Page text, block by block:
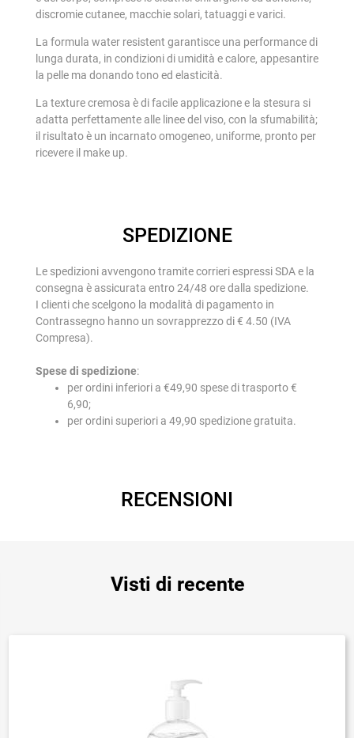
discromie cutanee, macchie solari, tatuaggi e varici.
La formula water resistent garantisce una performance di
lunga durata, in condizioni di umidità e calore, appesantire
la pelle ma donando tono ed elasticità.
La texture cremosa è di facile applicazione e la stesura si
adatta perfettamente alle linee del viso, con la sfumabilità;
il risultato è un incarnato omogeneo, uniforme, pronto per
ricevere il make up.
SPEDIZIONE
Le spedizioni avvengono tramite corrieri espressi SDA e la
consegna è assicurata entro 24/48 ore dalla spedizione.
I clienti che scelgono la modalità di pagamento in
Contrassegno hanno un sovrapprezzo di € 4.50 (IVA
Compresa).
Spese di spedizione:
per ordini inferiori a €49,90 spese di trasporto €
6,90;
per ordini superiori a 49,90 spedizione gratuita.
RECENSIONI
Visti di recente